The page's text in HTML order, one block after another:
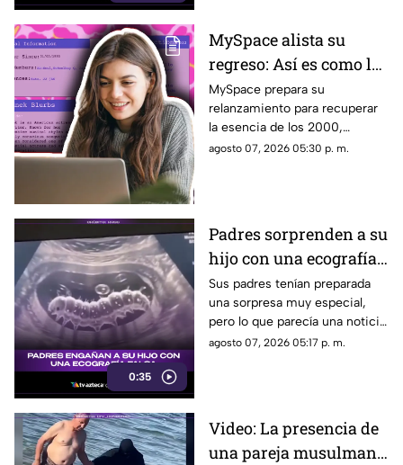
MySpace alista su
regreso: Así es como la
icónica red social
busca volver y revivir
la esencia de los años
2000
MySpace prepara su
relanzamiento para recuperar
la esencia de los 2000,
conectando a músicos y
agosto 07, 2026 05:30 p. m.
0:35
Padres sorprenden a su
hijo con una ecografía
falsa y su reacción se
vuelve inolvidable
Sus padres tenían preparada
una sorpresa muy especial,
pero lo que parecía una noticia
increíble terminó siendo una
agosto 07, 2026 05:17 p. m.
Video: La presencia de
una pareja musulmana